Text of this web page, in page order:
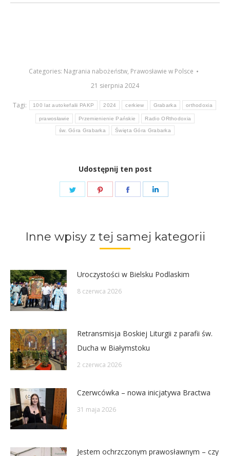
Categories: Nagrania nabożeństw, Prawosławie w Polsce
21 sierpnia 2024
Tagi: 100 lat autokefalii PAKP 2024 cerkiew Grabarka orthodoxia
prawosławie Przemienienie Pańskie Radio ORthodoxia
św. Góra Grabarka Święta Góra Grabarka
Udostępnij ten post
Share
Share
Share
Inne wpisy z tej samej kategorii
Uroczystości w Bielsku Podlaskim
8 czerwca 2026
Retransmisja Boskiej Liturgii z parafii św.
Ducha w Białymstoku
2 czerwca 2026
Czerwcówka – nowa inicjatywa Bractwa
31 maja 2026
Jestem ochrzczonym prawosławnym – czy